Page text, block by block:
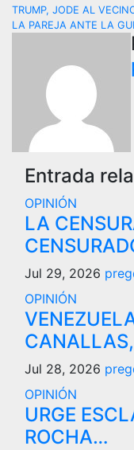
entradas
TRUMP, JODE AL
LA PAREJA ANTE LA
Entrada
OPINIÓN
LA
Jul 29, 2026
OPINIÓN
Jul 28, 2026
OPINIÓN
URGE
ROCHA…